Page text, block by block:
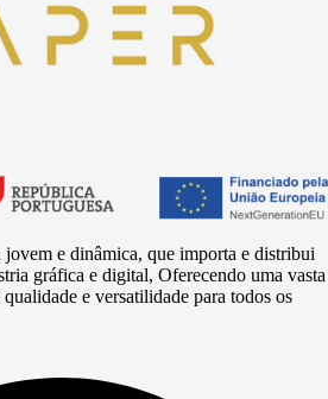
jovem e dinâmica, que importa e distribui
gráfica e digital, Oferecendo uma vasta
e versatilidade para todos os